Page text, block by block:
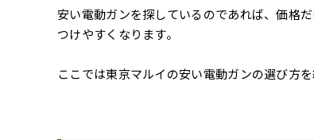
安い電動ガンを探しているのであれば、価格
つけやすくなります。
ここでは東京マルイの安い電動ガンの選び方を